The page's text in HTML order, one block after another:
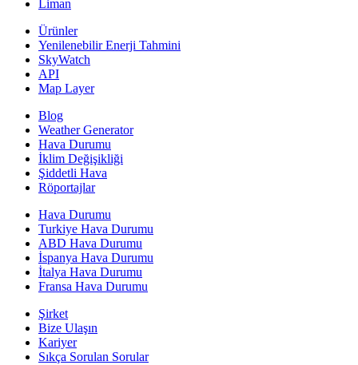
Liman
Ürünler
Yenilenebilir Enerji Tahmini
SkyWatch
API
Map Layer
Blog
Weather Generator
Hava Durumu
İklim Değişikliği
Şiddetli Hava
Röportajlar
Hava Durumu
Turkiye Hava Durumu
ABD Hava Durumu
İspanya Hava Durumu
İtalya Hava Durumu
Fransa Hava Durumu
Şirket
Bize Ulaşın
Kariyer
Sıkça Sorulan Sorular